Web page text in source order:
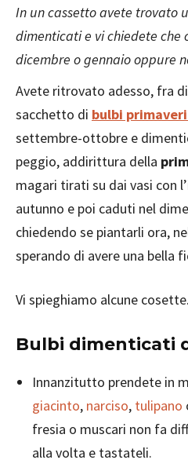
In un cassetto avete trovato
dimenticati e vi chiedete che
dicembre o gennaio oppure
Avete ritrovato adesso, fra
sacchetto di bulbi
settembre-ottobre e
peggio, addirittura della
magari tirati su dai vasi con
autunno e poi caduti nel
chiedendo se piantarli ora,
sperando di avere una bella
Vi spieghiamo alcune cosette.
Bulbi dimenticati
Innanzitutto prendete in
giacinto, narciso, tulipano
fresia o muscari non fa
alla volta e tastateli.